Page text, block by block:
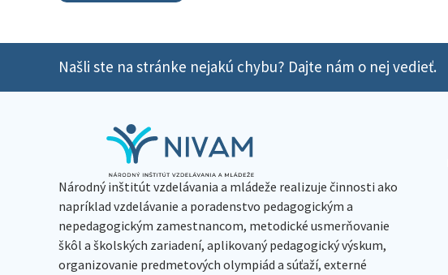
Našli ste na stránke nejakú chybu? Dajte nám o nej vedieť.
Národný inštitút vzdelávania a mládeže realizuje činnosti ako
napríklad vzdelávanie a poradenstvo pedagogickým a
nepedagogickým zamestnancom, metodické usmerňovanie
škôl a školských zariadení, aplikovaný pedagogický výskum,
organizovanie predmetových olympiád a súťaží, externé